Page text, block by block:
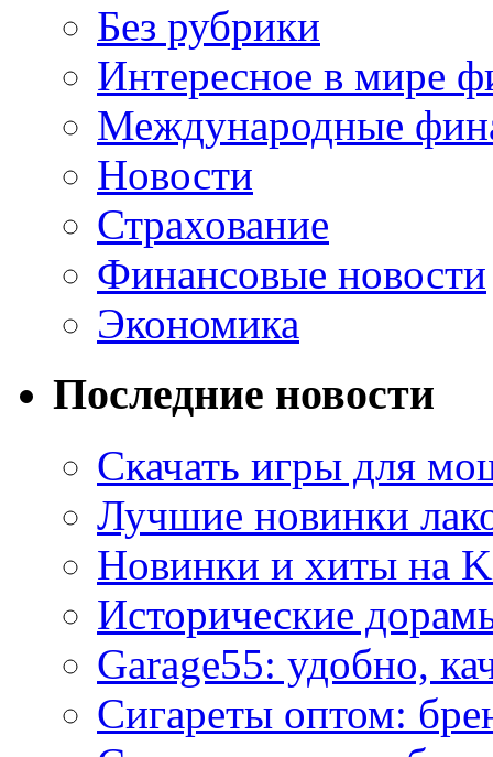
Без рубрики
Интересное в мире
Международные
Новости
Страхование
Финансовые новости
Экономика
Последние новости
Скачать игры для
Лучшие новинки
Новинки и хиты на
Исторические
Garage55: удобно,
Сигареты оптом: